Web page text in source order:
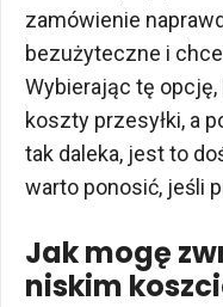
zamówienie
bezużyteczne i
Wybierając tę
koszty przesyłki, a
tak daleka, jest to
warto ponosić, jeśli
Jak mogę
niskim